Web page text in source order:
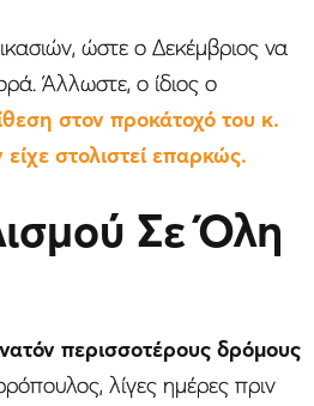
ώστε ο Δεκέμβριος να
Άλλωστε, ο ίδιος ο
στον προκάτοχό του κ.
στολιστεί επαρκώς.
Σε Όλη
περισσοτέρους δρόμους
λίγες ημέρες πριν